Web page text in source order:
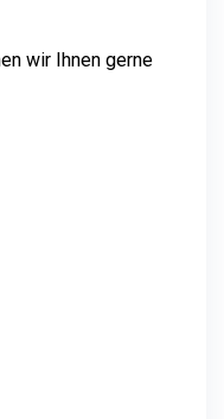
wir Ihnen gerne